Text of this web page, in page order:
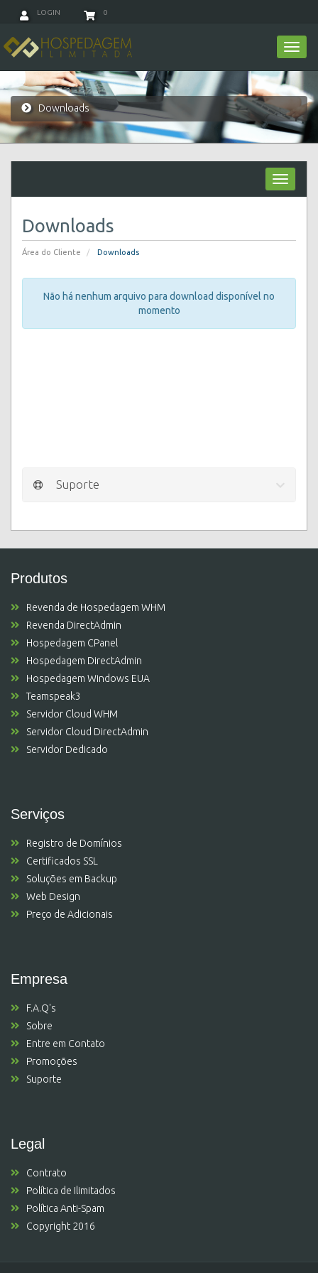
LOGIN 0
Downloads
Toggle
Downloads
Área do Cliente Downloads
Não há nenhum arquivo para download disponível no
momento
Suporte
Produtos
Revenda de Hospedagem WHM
Revenda DirectAdmin
Hospedagem CPanel
Hospedagem DirectAdmin
Hospedagem Windows EUA
Teamspeak3
Servidor Cloud WHM
Servidor Cloud DirectAdmin
Servidor Dedicado
Serviços
Registro de Domínios
Certificados SSL
Soluções em Backup
Web Design
Preço de Adicionais
Empresa
F.A.Q's
Sobre
Entre em Contato
Promoções
Suporte
Legal
Contrato
Política de Ilimitados
Política Anti-Spam
Copyright 2016